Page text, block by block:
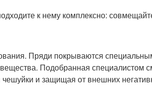
к нему комплексно:
Пряди покрываются
Подобранная специалистом
и защищая от внешних